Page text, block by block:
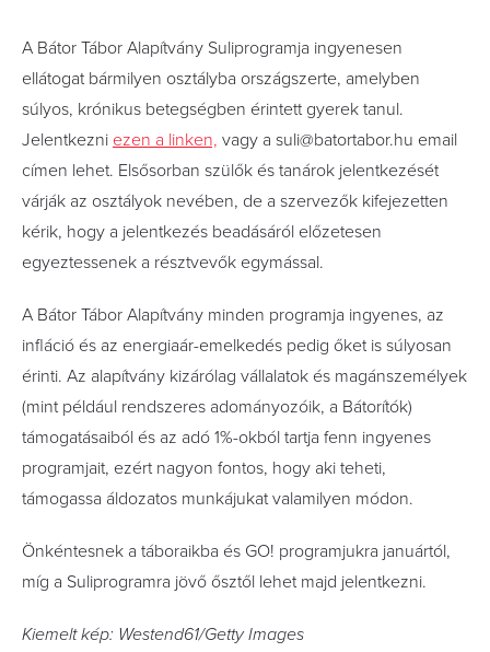
A Bátor Tábor Alapítvány Suliprogramja ingyenesen
ellátogat bármilyen osztályba országszerte, amelyben
súlyos, krónikus betegségben érintett gyerek tanul.
Jelentkezni ezen a linken, vagy a suli@batortabor.hu email
címen lehet. Elsősorban szülők és tanárok jelentkezését
várják az osztályok nevében, de a szervezők kifejezetten
kérik, hogy a jelentkezés beadásáról előzetesen
egyeztessenek a résztvevők egymással.
A Bátor Tábor Alapítvány minden programja ingyenes, az
infláció és az energiaár-emelkedés pedig őket is súlyosan
érinti. Az alapítvány kizárólag vállalatok és magánszemélyek
(mint például rendszeres adományozóik, a Bátorítók)
támogatásaiból és az adó 1%-okból tartja fenn ingyenes
programjait, ezért nagyon fontos, hogy aki teheti,
támogassa áldozatos munkájukat valamilyen módon.
Önkéntesnek a táboraikba és GO! programjukra januártól,
míg a Suliprogramra jövő ősztől lehet majd jelentkezni.
Kiemelt kép: Westend61/Getty Images